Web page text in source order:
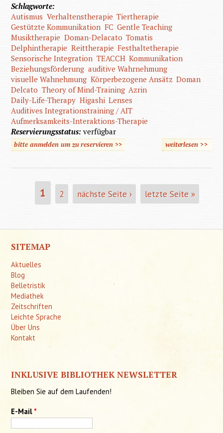
Schlagworte:
Autismus Verhaltenstherapie Tiertherapie
Gestützte Kommunikation FC Gentle Teaching
Musiktherapie Doman-Delacato Tomatis
Delphintherapie Reittherapie Festhaltetherapie
Sensorische Integration TEACCH Kommunikation
Beziehungsförderung auditive Wahrnehmung
visuelle Wahnehmung Körperbezogene Ansätz Doman
Delcato Theory of Mind-Training Azrin
Daily-Life-Therapy Higashi Lenses
Auditives Integrationstraining / AIT
Aufmerksamkeits-Interaktions-Therapie
Reservierungsstatus:verfügbar
bitte anmelden um zu reservieren >> weiterlesen
über
>>
SEITEN1 2 nächste Seite › letzte Seite »
SITEMAP
Aktuelles
Blog
Belletristik
Mediathek
Zeitschriften
Leichte Sprache
Über Uns
Kontakt
INKLUSIVE BIBLIOTHEK NEWSLETTER
Bleiben Sie auf dem Laufenden!
E-Mail *